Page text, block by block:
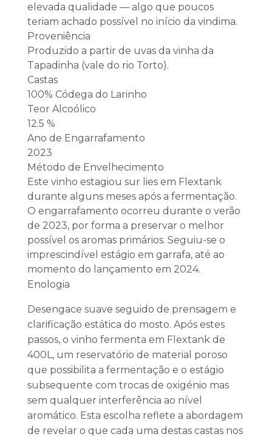
elevada qualidade — algo que poucos
teriam achado possível no início da vindima.
Proveniência
Produzido a partir de uvas da vinha da
Tapadinha (vale do rio Torto).
Castas
100% Códega do Larinho
Teor Alcoólico
12.5 %
Ano de Engarrafamento
2023
Método de Envelhecimento
Este vinho estagiou sur lies em Flextank
durante alguns meses após a fermentação.
O engarrafamento ocorreu durante o verão
de 2023, por forma a preservar o melhor
possível os aromas primários. Seguiu-se o
imprescindível estágio em garrafa, até ao
momento do lançamento em 2024.
Enologia
Desengace suave seguido de prensagem e
clarificação estática do mosto. Após estes
passos, o vinho fermenta em Flextank de
400L, um reservatório de material poroso
que possibilita a fermentação e o estágio
subsequente com trocas de oxigénio mas
sem qualquer interferência ao nível
aromático. Esta escolha reflete a abordagem
de revelar o que cada uma destas castas nos